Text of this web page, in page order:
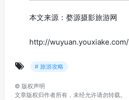
本文来源：婺源摄影旅游网
http://wuyuan.youxiake.com/
# 旅游攻略
© 版权声明
文章版权归作者所有，未经允许请勿转载。